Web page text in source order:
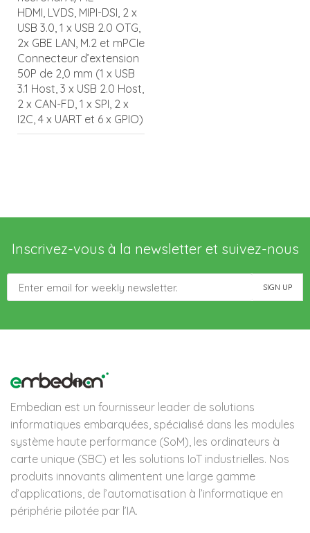
HDMI, LVDS, MIPI-DSI, 2 x
USB 3.0, 1 x USB 2.0 OTG,
2x GBE LAN, M.2 et mPCIe
Connecteur d’extension
50P de 2,0 mm (1 x USB
3.1 Host, 3 x USB 2.0 Host,
2 x CAN-FD, 1 x SPI, 2 x
I2C, 4 x UART et 6 x GPIO)
Inscrivez-vous à la newsletter et suivez-nous
Embedian est un fournisseur leader de solutions
informatiques embarquées, spécialisé dans les modules
système haute performance (SoM), les ordinateurs à
carte unique (SBC) et les solutions IoT industrielles. Nos
produits innovants alimentent une large gamme
d’applications, de l’automatisation à l’informatique en
périphérie pilotée par l’IA.